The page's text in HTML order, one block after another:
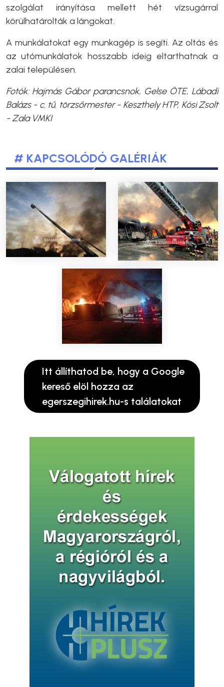
szolgálat irányítása mellett hét vízsugárral
körülhatárolták a lángokat.
A munkálatokat egy munkagép is segíti. Az oltás és
az utómunkálatok hosszabb ideig eltarthatnak a
zalai településen.
Fotók: Hajmás Gábor parancsnok, Gelse ÖTE, Lábadi
Balázs - c. tű. törzsőrmester - Keszthely HTP, Kósi Zsolt
- Zala VMKI
# KAPCSOLÓDÓ GALÉRIÁK
Itt állíthatod be, hogy a Google
kereső elöl hozza az
egerszegihirek.hu-s találatokat